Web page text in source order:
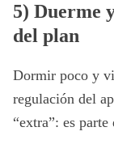
5) Duerme
del plan
Dormir poco y
regulación del
“extra”: es